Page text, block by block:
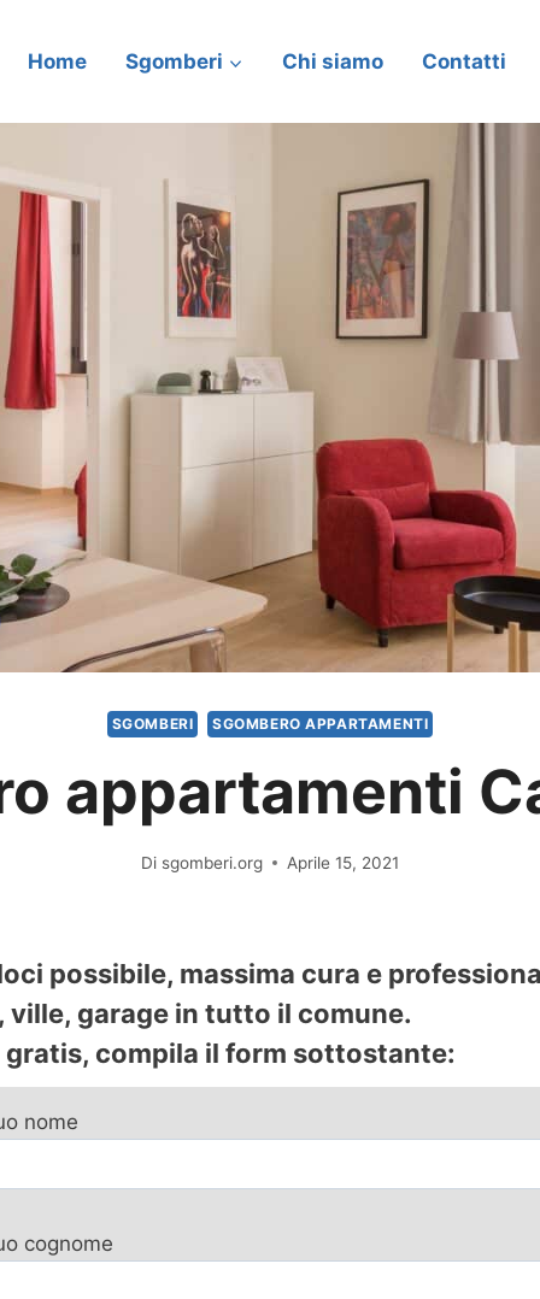
Home Sgomberi Chi siamo Contatti
SGOMBERI SGOMBERO APPARTAMENTI
appartamenti
Di sgomberi.org Aprile 15, 2021
possibile, massima cura e
garage in tutto il comune.
compila il form sottostante:
nome
cognome